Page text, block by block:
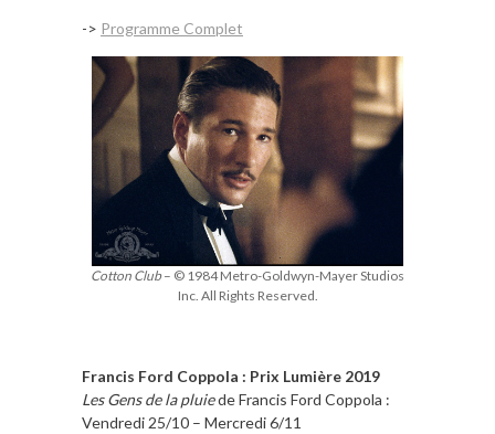
-> Programme Complet
Cotton Club– © 1984 Metro-Goldwyn-Mayer Studios
Inc. All Rights Reserved.
Francis Ford Coppola : Prix Lumière 2019
Les Gens de la pluiede Francis Ford Coppola :
Vendredi 25/10 – Mercredi 6/11